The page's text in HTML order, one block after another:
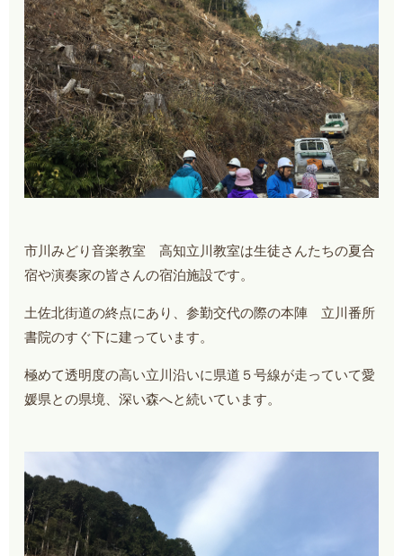
市川みどり音楽教室 高知立川教室は生徒さんたちの夏合
宿や演奏家の皆さんの宿泊施設です。
土佐北街道の終点にあり、参勤交代の際の本陣 立川番所
書院のすぐ下に建っています。
極めて透明度の高い立川沿いに県道５号線が走っていて愛
媛県との県境、深い森へと続いています。